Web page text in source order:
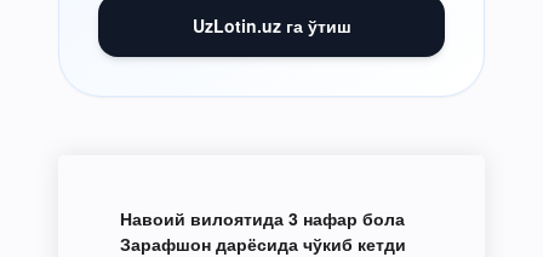
UzLotin.uz га ўтиш
Навоий вилоятида 3 нафар бола
Зарафшон дарёсида чўкиб кетди